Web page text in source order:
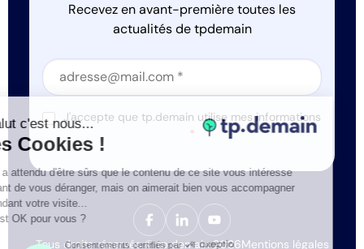
Recevez en avant-première toutes les
actualités de tpdemain
Section
Section
J'accepte que tp.demain utilise mes informations
*
Tous droits réservés © tp.demain 2026Mentions légales
Salut c'est nous...
les Cookies !
On a attendu d'être sûrs que le contenu de ce site vous intéresse
avant de vous déranger, mais on aimerait bien vous accompagner
pendant votre visite...
C'est OK pour vous ?
Consentements certifiés par